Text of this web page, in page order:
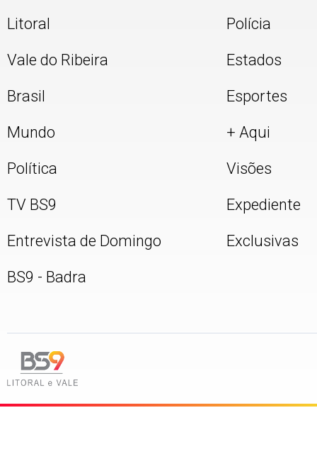
Litoral
Vale do Ribeira
Brasil
Mundo
Política
TV BS9
Entrevista de Domingo
BS9 - Badra
Polícia
Estados
Esportes
+ Aqui
Visões
Expediente
Exclusivas